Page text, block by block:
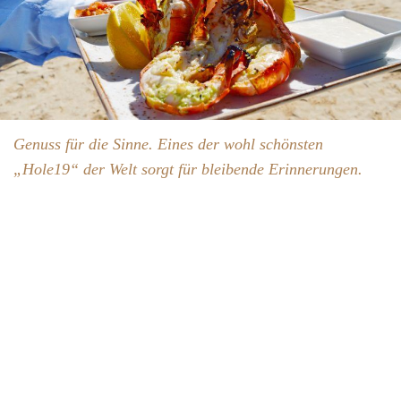
Genuss für die Sinne. Eines der wohl schönsten
„Hole19“ der Welt sorgt für bleibende Erinnerungen.